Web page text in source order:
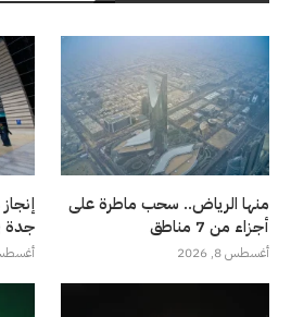
منها الرياض.. سحب ماطرة على
أجزاء من 7 مناطق
أغسطس 8, 2026
جدة
أغسطس 8,